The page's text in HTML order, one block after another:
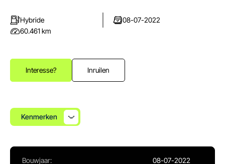
Adres
Openingstijden verkoop
Ma - Vr:08.00 - 17.00
Zo:
Gesloten
Openingstijden werkplaats
Hybride
08-07-2022
60.461 km
Interesse? Inruilen
Kenmerken
Bouwjaar: 08-07-2022